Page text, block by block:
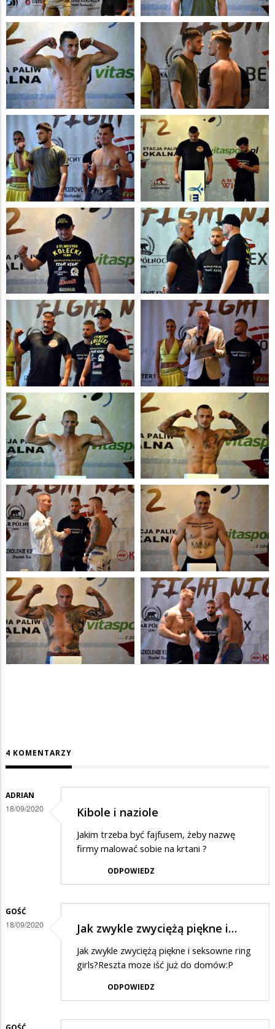
4 KOMENTARZY
ADRIAN
18/09/2020 Kibole i naziole
Jakim trzeba być fajfusem, żeby nazwę
firmy malować sobie na krtani ?
ODPOWIEDZ
GOŚĆ
18/09/2020 Jak zwykle zwyciężą piękne i…
Jak zwykle zwyciężą piękne i seksowne ring
girls?Reszta moze iść już do domów:P
ODPOWIEDZ